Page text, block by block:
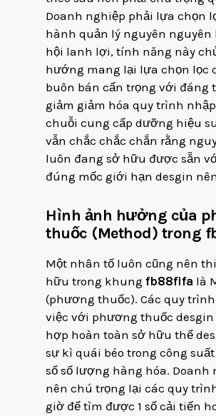
Doanh nghiệp phải lựa chọn
hành quản lý nguyên nguyên
hội lanh lợi, tính năng này
hướng mang lại lựa chọn lọc
buôn bán cẩn trọng với đáng
giảm giảm hóa quy trình
chuỗi cung cấp dưỡng hiệu
vẫn chắc chắc chắn rằng
luôn đang sở hữu được sẵn
đúng mốc giới hạn desgin
Hình ảnh hưởng của
thuốc (Method) trong
Một nhân tố luôn cũng nên
hữu trong khung fb88fifa là
(phương thuốc). Các quy
việc với phương thuốc
hợp hoàn toàn sở hữu thể
sự kì quái béo trong công
số số lượng hàng hóa. Doanh
nên chú trọng lại các quy
giờ để tìm được 1 số cải tiến